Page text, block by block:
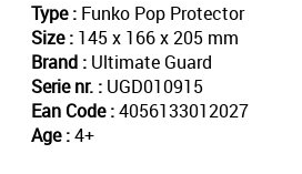
Type : Funko Pop Protector
Size : 145 x 166 x 205 mm
Brand : Ultimate Guard
Serie nr. : UGD010915
Ean Code :4056133012027
Age :4+